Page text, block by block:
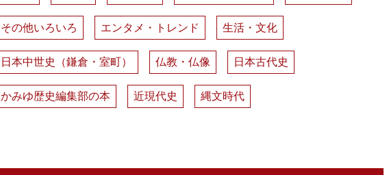
その他いろいろ エンタメ・トレンド 生活・文化
日本中世史（鎌倉・室町） 仏教・仏像 日本古代史
かみゆ歴史編集部の本 近現代史 縄文時代